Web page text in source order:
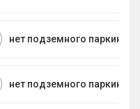
нет подземного паркинга
нет подземного паркинга